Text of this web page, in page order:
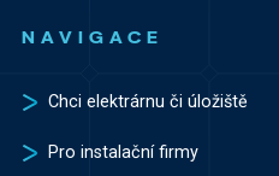
NAVIGACE
Chci elektrárnu či úložiště
Pro instalační firmy